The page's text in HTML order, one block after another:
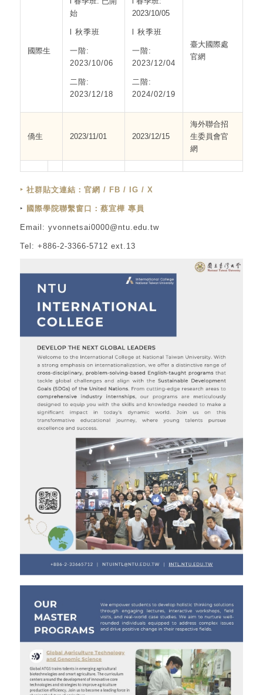
國際生
始
l 秋季班
一階:
2023/10/06
二階:
2023/12/18
2023/10/05
l 秋季班
一階:
2023/12/04
二階:
2024/02/19
臺大國際處
官網
僑生 2023/11/01 2023/12/15
海外聯合招
生委員會官
網
‣ 社群貼文連結： 官網 / FB / IG / X
‣ 國際學院聯繫窗口：蔡宜樺 專員
Email: yvonnetsai0000@ntu.edu.tw
Tel: +886-2-3366-5712 ext.13